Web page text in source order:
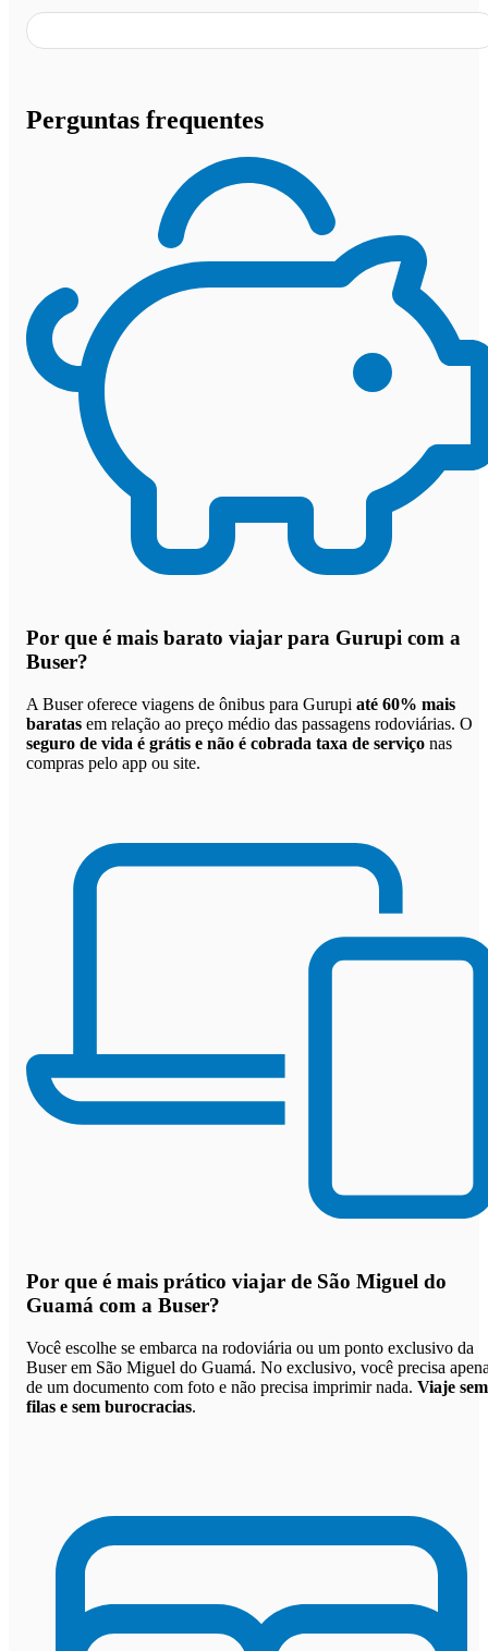
Perguntas frequentes
Por que é mais barato viajar para Gurupi com a
Buser?
A Buser oferece viagens de ônibus para Gurupi até 60% mais
baratas em relação ao preço médio das passagens rodoviárias. O
seguro de vida é grátis e não é cobrada taxa de serviço nas
compras pelo app ou site.
Por que é mais prático viajar de São Miguel do
Guamá com a Buser?
Você escolhe se embarca na rodoviária ou um ponto exclusivo da
Buser em São Miguel do Guamá. No exclusivo, você precisa
de um documento com foto e não precisa imprimir nada. Viaje sem
filas e sem burocracias.